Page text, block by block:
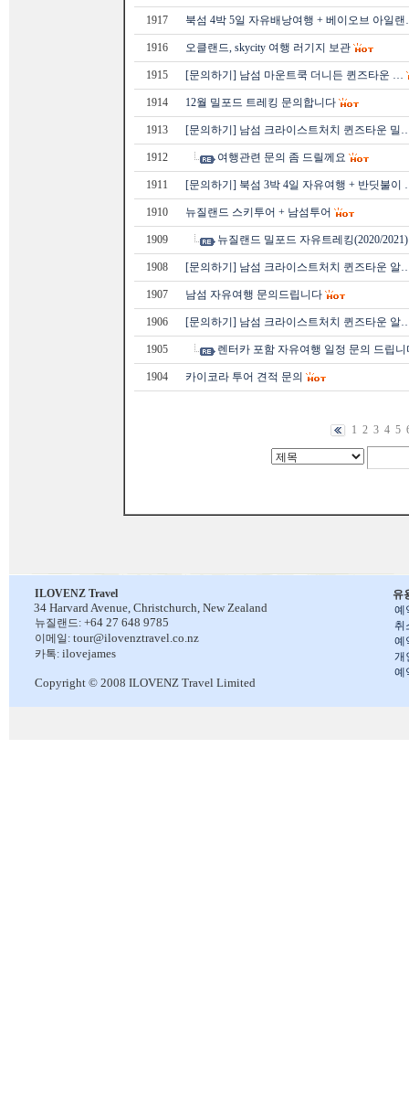
1917 북섬 4박 5일 자유배낭여행 + 베이오브 아일
1916 오클랜드, skycity 여행 러기지 보관
1915 [문의하기] 남섬 마운트쿡 더니든 퀸즈타운 …
1914 12월 밀포드 트레킹 문의합니다
1913 [문의하기] 남섬 크라이스트처치 퀸즈타운 밀
1912 여행관련 문의 좀 드릴께요
1911 [문의하기] 북섬 3박 4일 자유여행 + 반딧불이
1910 뉴질랜드 스키투어 + 남섬투어
1909 뉴질랜드 밀포드 자유트레킹(2020/
1908 [문의하기] 남섬 크라이스트처치 퀸즈타운 알
1907 남섬 자유여행 문의드립니다
1906 [문의하기] 남섬 크라이스트처치 퀸즈타운 알
1905 렌터카 포함 자유여행 일정 문의 드립니
1904 카이코라 투어 견적 문의
1 2 3 4 5
유
예
취
예
개
예
ILOVENZ Travel
34 Harvard Avenue, Christchurch, New Zealand
뉴질랜드: +64 27 648 9785
이메일: tour@ilovenztravel.co.nz
카톡: ilovejames
Copyright © 2008 ILOVENZ Travel Limited